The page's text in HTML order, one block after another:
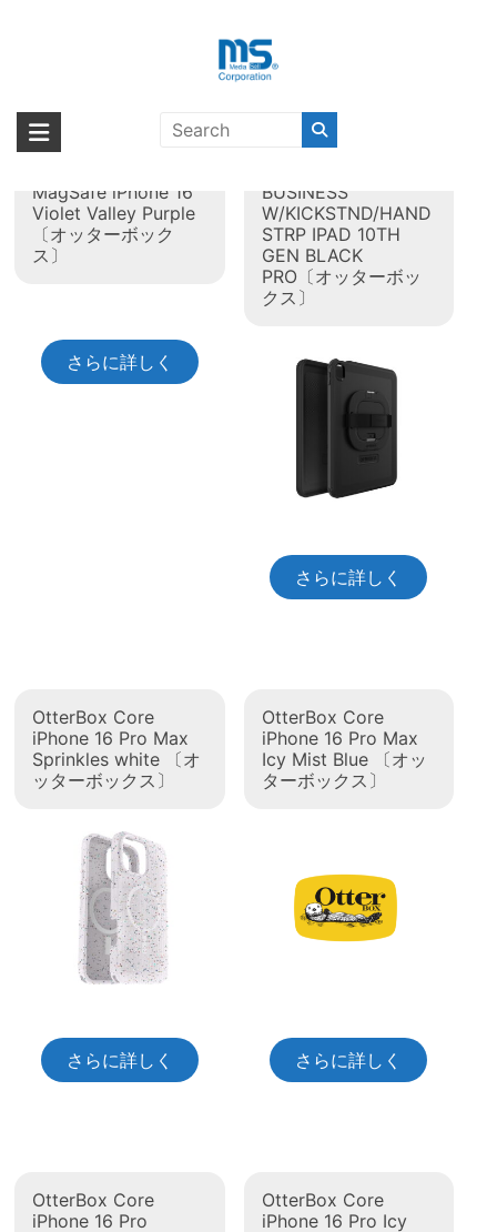
海外輸入ブランド商品｜株式会社
海外事業部が取り揃えている海外輸入商品には、日本では珍しい「海外ブ
ランド」をはじめ「ユニークな商品」「機能的な商品」「コストパフォー
投稿者: webmaster01
MagSafe iPhone 16
Violet Valley Purple
〔オッターボック
ス〕
さらに詳しく
BUSINESS
W/KICKSTND/HAND
STRP IPAD 10TH
GEN BLACK
PRO〔オッターボッ
クス〕
さらに詳しく
OtterBox Core
iPhone 16 Pro Max
Sprinkles white 〔オ
ッターボックス〕
さらに詳しく
OtterBox Core
iPhone 16 Pro Max
Icy Mist Blue 〔オッ
ターボックス〕
さらに詳しく
OtterBox Core
iPhone 16 Pro
OtterBox Core
iPhone 16 Pro Icy